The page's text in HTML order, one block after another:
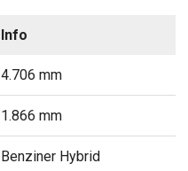
Info
4.706 mm
1.866 mm
Benziner Hybrid